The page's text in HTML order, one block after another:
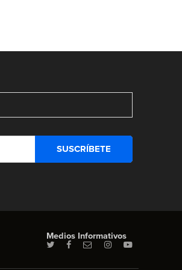
Medios Informativos